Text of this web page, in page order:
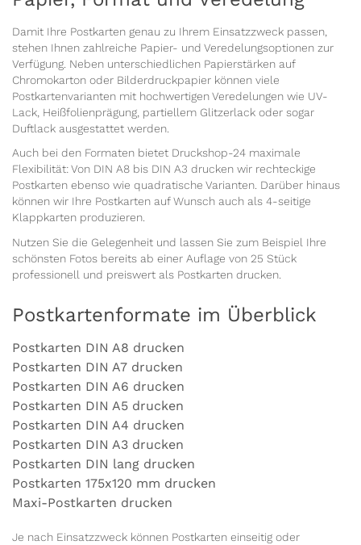
Damit Ihre Postkarten genau zu Ihrem Einsatzzweck passen,
stehen Ihnen zahlreiche Papier- und Veredelungsoptionen zur
Verfügung. Neben unterschiedlichen Papierstärken auf
Chromokarton oder Bilderdruckpapier können viele
Postkartenvarianten mit hochwertigen Veredelungen wie UV-
Lack, Heißfolienprägung, partiellem Glitzerlack oder sogar
Duftlack ausgestattet werden.
Auch bei den Formaten bietet Druckshop-24 maximale
Flexibilität: Von DIN A8 bis DIN A3 drucken wir rechteckige
Postkarten ebenso wie quadratische Varianten. Darüber hinaus
können wir Ihre Postkarten auf Wunsch auch als 4-seitige
Klappkarten produzieren.
Nutzen Sie die Gelegenheit und lassen Sie zum Beispiel Ihre
schönsten Fotos bereits ab einer Auflage von 25 Stück
professionell und preiswert als Postkarten drucken.
Postkartenformate im Überblick
Postkarten DIN A8 drucken
Postkarten DIN A7 drucken
Postkarten DIN A6 drucken
Postkarten DIN A5 drucken
Postkarten DIN A4 drucken
Postkarten DIN A3 drucken
Postkarten DIN lang drucken
Postkarten 175x120 mm drucken
Maxi-Postkarten drucken
Je nach Einsatzzweck können Postkarten einseitig oder